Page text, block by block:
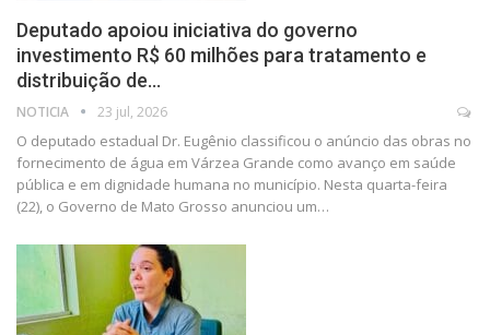
Deputado apoiou iniciativa do governo
investimento R$ 60 milhões para tratamento e
distribuição de…
NOTICIA 23 jul, 2026
O deputado estadual Dr. Eugênio classificou o anúncio das obras no
fornecimento de água em Várzea Grande como avanço em saúde
pública e em dignidade humana no município. Nesta quarta-feira
(22), o Governo de Mato Grosso anunciou um…